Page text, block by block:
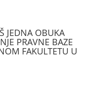
JEDNA OBUKA
PRAVNE BAZE
FAKULTETU U